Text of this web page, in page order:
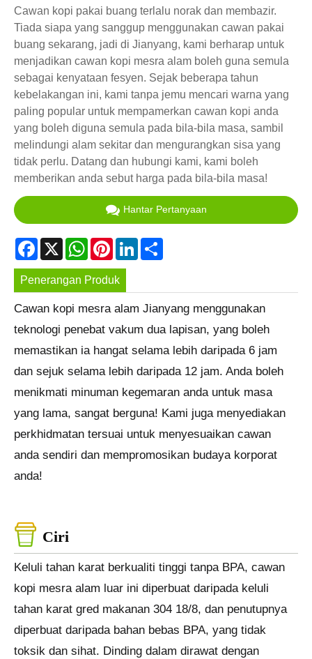
Cawan kopi pakai buang terlalu norak dan membazir.
Tiada siapa yang sanggup menggunakan cawan pakai
buang sekarang, jadi di Jianyang, kami berharap untuk
menjadikan cawan kopi mesra alam boleh guna semula
sebagai kenyataan fesyen. Sejak beberapa tahun
kebelakangan ini, kami tanpa jemu mencari warna yang
paling popular untuk mempamerkan cawan kopi anda
yang boleh diguna semula pada bila-bila masa, sambil
melindungi alam sekitar dan mengurangkan sisa yang
tidak perlu. Datang dan hubungi kami, kami boleh
memberikan anda sebut harga pada bila-bila masa!
Hantar Pertanyaan
Facebook
X WhatsApp
PinterestLinkedIn
Penerangan Produk
Cawan kopi mesra alam Jianyang menggunakan
teknologi penebat vakum dua lapisan, yang boleh
memastikan ia hangat selama lebih daripada 6 jam
dan sejuk selama lebih daripada 12 jam. Anda boleh
menikmati minuman kegemaran anda untuk masa
yang lama, sangat berguna! Kami juga menyediakan
perkhidmatan tersuai untuk menyesuaikan cawan
anda sendiri dan mempromosikan budaya korporat
anda!
Ciri
Keluli tahan karat berkualiti tinggi tanpa BPA, cawan
kopi mesra alam luar ini diperbuat daripada keluli
tahan karat gred makanan 304 18/8, dan penutupnya
diperbuat daripada bahan bebas BPA, yang tidak
toksik dan sihat. Dinding dalam dirawat dengan